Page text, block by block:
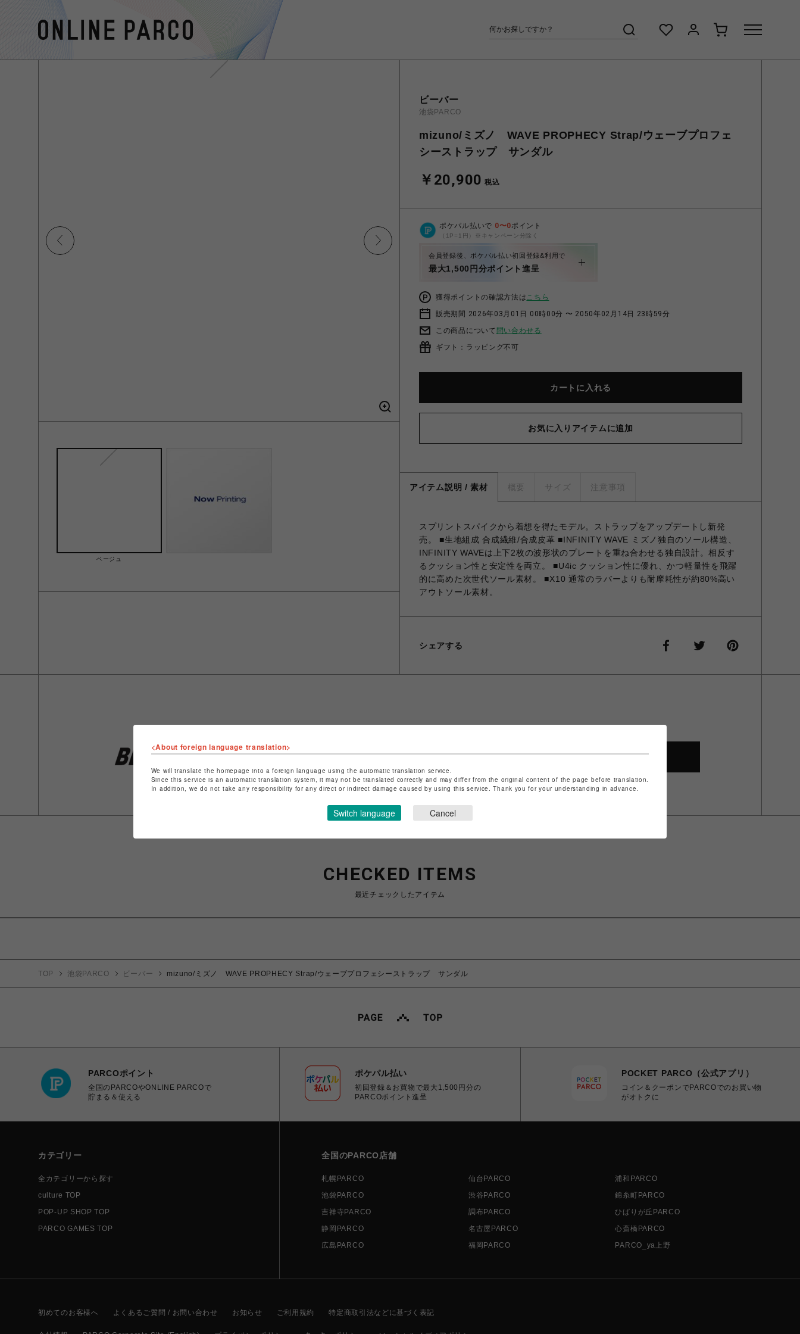
ベージュ
ビーバー
池袋PARCO
mizuno/ミズノ WAVE PROPHECY Strap/ウェーブプロフェ
シーストラップ サンダル
￥20,900 税込
ポケパル払いで 0〜0ポイント
（1P=1円）※キャンペーン分除く
会員登録後、ポケパル払い初回登録&利用で
最大1,500円分ポイント進呈
獲得ポイントの確認方法はこちら
販売期間 2026年03月01日 00時00分 〜 2050年02月14日 23時59分
この商品について 問い合わせる
ギフト：ラッピング不可
カートに入れる
お気に入りアイテムに追加
アイテム説明 / 素材 概要 サイズ 注意事項
スプリントスパイクから着想を得たモデル。ストラップをアップデートし新発
売。 ■生地組成 合成繊維/合成皮革 ■INFINITY WAVE ミズノ独自のソール構造、
INFINITY WAVEは上下2枚の波形状のプレートを重ね合わせる独自設計。相反す
るクッション性と安定性を両立。 ■U4ic クッション性に優れ、かつ軽量性を飛躍
的に高めた次世代ソール素材。 ■X10 通常のラバーよりも耐摩耗性が約80%高い
アウトソール素材。
シェアする
店舗名
特定商取引法など法令に基づく表記はこちら
ショップお問い合わせはこちら
SHOP TOP
CHECKED ITEMS
最近チェックしたアイテム
TOP 池袋PARCO ビーバー mizuno/ミズノ WAVE PROPHECY Strap/ウェーブプロフェシーストラップ サンダル
PARCOポイント
全国のPARCOやONLINE PARCOで
貯まる＆使える
ポケパル払い
初回登録＆お買物で最大1,500円分の
PARCOポイント進呈
POCKET PARCO（公式アプリ）
コイン＆クーポンでPARCOでのお買い物
がオトクに
カテゴリー
全カテゴリーから探す
culture TOP
POP-UP SHOP TOP
PARCO GAMES TOP
全国のPARCO店舗
札幌PARCO 仙台PARCO
浦和PARCO
池袋PARCO
渋谷PARCO
錦糸町PARCO
吉祥寺PARCO
調布PARCO
ひばりが丘PARCO
静岡PARCO
名古屋PARCO
心斎橋PARCO
広島PARCO
福岡PARCO PARCO_ya上野
初めてのお客様へ よくあるご質問 / お問い合わせ お知らせ ご利用規約 特定商取引法などに基づく表記
<About foreign language translation>
We will translate the homepage into a foreign language using the automatic translation service.
Since this service is an automatic translation system, it may not be translated correctly and may differ from the original content of the page before translation.
In addition, we do not take any responsibility for any direct or indirect damage caused by using this service. Thank you for your understanding in advance.
Switch language Cancel